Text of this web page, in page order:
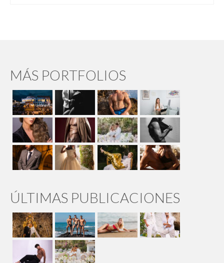
MÁS PORTFOLIOS
ÚLTIMAS PUBLICACIONES